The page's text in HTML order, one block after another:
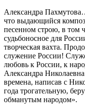
Александра
что выдающийся
песенном строю, в том
судьбоносное для
творческая вахта.
служение России!
любовь к России, к
Александра
времена, написав с
года трогательную,
обманутым народом».